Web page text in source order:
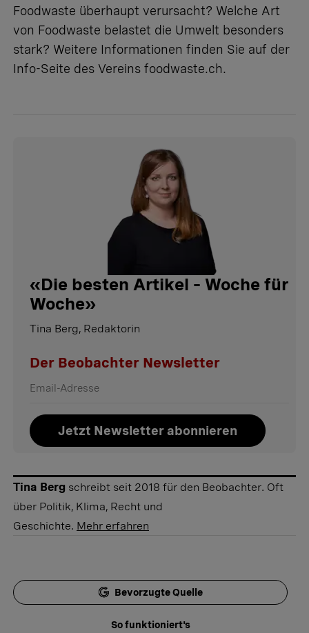
Foodwaste überhaupt verursacht? Welche Art
von Foodwaste belastet die Umwelt besonders
stark? Weitere Informationen finden Sie auf der
Info-Seite des Vereins foodwaste.ch.
«Die besten Artikel – Woche für
Woche»
Tina Berg, Redaktorin
Der Beobachter Newsletter
Jetzt Newsletter abonnieren
Tina Berg schreibt seit 2018 für den Beobachter. Oft
über Politik, Klima, Recht und
Geschichte. Mehr erfahren
Bevorzugte Quelle
So funktioniert's